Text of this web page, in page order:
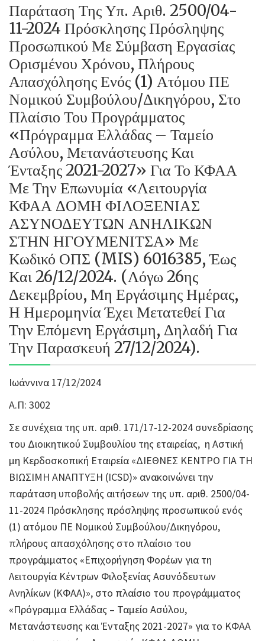
Παράταση Της Υπ. Αριθ. 2500/04-
11-2024 Πρόσκλησης Πρόσληψης
Προσωπικού Με Σύμβαση Εργασίας
Ορισμένου Χρόνου, Πλήρους
Απασχόλησης Ενός (1) Ατόμου ΠΕ
Νομικού Συμβούλου/Δικηγόρου, Στο
Πλαίσιο Του Προγράμματος
«Πρόγραμμα Ελλάδας – Ταμείο
Ασύλου, Μετανάστευσης Και
Ένταξης 2021-2027» Για Το ΚΦΑΑ
Με Την Επωνυμία «Λειτουργία
ΚΦΑΑ ΔΟΜΗ ΦΙΛΟΞΕΝΙΑΣ
ΑΣΥΝΟΔΕΥΤΩΝ ΑΝΗΛΙΚΩΝ
ΣΤΗΝ ΗΓΟΥΜΕΝΙΤΣΑ» Με
Κωδικό ΟΠΣ (MIS) 6016385, Έως
Και 26/12/2024. (Λόγω 26ης
Δεκεμβρίου, Μη Εργάσιμης Ημέρας,
Η Ημερομηνία Έχει Μετατεθεί Για
Την Επόμενη Εργάσιμη, Δηλαδή Για
Την Παρασκευή 27/12/2024).
Ιωάννινα 17/12/2024
Α.Π: 3002
Σε συνέχεια της υπ. αριθ. 171/17-12-2024 συνεδρίασης
του Διοικητικού Συμβουλίου της εταιρείας, η Αστική
μη Κερδοσκοπική Εταιρεία «ΔΙΕΘΝΕΣ ΚΕΝΤΡΟ ΓΙΑ ΤΗ
ΒΙΩΣΙΜΗ ΑΝΑΠΤΥΞΗ (ICSD)» ανακοινώνει την
παράταση υποβολής αιτήσεων της υπ. αριθ. 2500/04-
11-2024 Πρόσκλησης πρόσληψης προσωπικού ενός
(1) ατόμου ΠΕ Νομικού Συμβούλου/Δικηγόρου,
πλήρους απασχόλησης στο πλαίσιο του
προγράμματος «Επιχορήγηση Φορέων για τη
Λειτουργία Κέντρων Φιλοξενίας Ασυνόδευτων
Ανηλίκων (ΚΦΑΑ)», στο πλαίσιο του προγράμματος
«Πρόγραμμα Ελλάδας – Ταμείο Ασύλου,
Μετανάστευσης και Ένταξης 2021-2027» για το ΚΦΑΑ